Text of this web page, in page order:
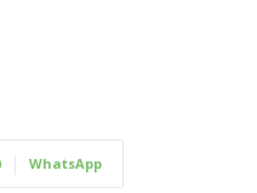
WhatsApp